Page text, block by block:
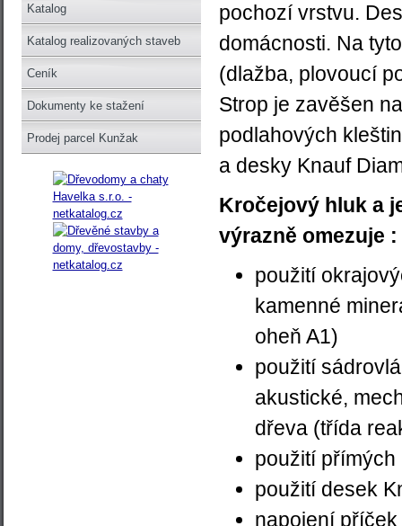
Katalog
Katalog realizovaných staveb
Ceník
Dokumenty ke stažení
Prodej parcel Kunžak
pochozí vrstvu.
domácnosti. Na
(dlažba, plovoucí
Strop je zavěšen
podlahových
a desky Knauf
Kročejový hluk a
výrazně omezuje :
použití
kamenné
oheň A1)
použití
akustické,
dřeva (třída
použití
použití desek
napojení